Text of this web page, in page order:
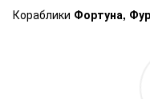
Кораблики Фортуна,